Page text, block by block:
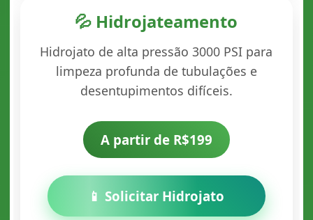
💦 Hidrojateamento
Hidrojato de alta pressão 3000 PSI para
limpeza profunda de tubulações e
desentupimentos difíceis.
A partir de R$199
📱 Solicitar Hidrojato